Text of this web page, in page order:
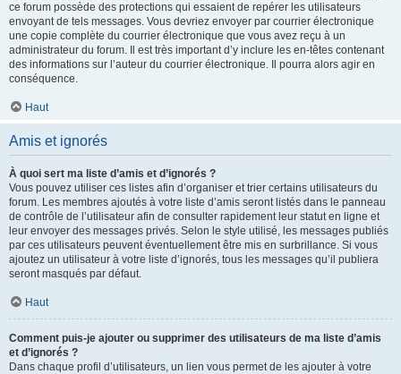
ce forum possède des protections qui essaient de repérer les utilisateurs
envoyant de tels messages. Vous devriez envoyer par courrier électronique
une copie complète du courrier électronique que vous avez reçu à un
administrateur du forum. Il est très important d’y inclure les en-têtes contenant
des informations sur l’auteur du courrier électronique. Il pourra alors agir en
conséquence.
Haut
Amis et ignorés
À quoi sert ma liste d’amis et d’ignorés ?
Vous pouvez utiliser ces listes afin d’organiser et trier certains utilisateurs du
forum. Les membres ajoutés à votre liste d’amis seront listés dans le panneau
de contrôle de l’utilisateur afin de consulter rapidement leur statut en ligne et
leur envoyer des messages privés. Selon le style utilisé, les messages publiés
par ces utilisateurs peuvent éventuellement être mis en surbrillance. Si vous
ajoutez un utilisateur à votre liste d’ignorés, tous les messages qu’il publiera
seront masqués par défaut.
Haut
Comment puis-je ajouter ou supprimer des utilisateurs de ma liste d’amis
et d’ignorés ?
Dans chaque profil d’utilisateurs, un lien vous permet de les ajouter à votre